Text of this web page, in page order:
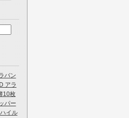
バン
アラ
10枚
パー
イル